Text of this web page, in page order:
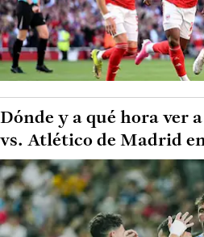
Dónde y a qué hora ver
vs. Atlético de Madrid